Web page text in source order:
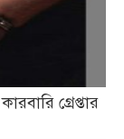
গ্রেপ্তার